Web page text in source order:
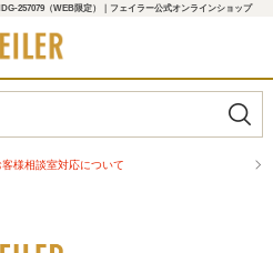
257079（WEB限定）｜フェイラー公式オンラインショップ